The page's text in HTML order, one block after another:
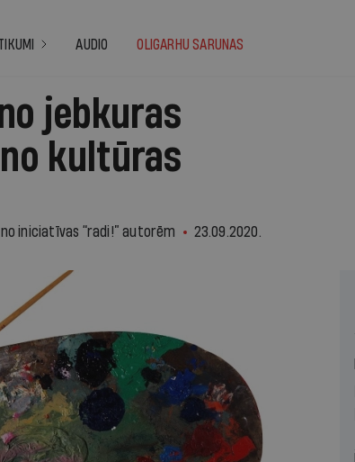
AUDIO OLIGARHU SARUNAS
jebkuras
kultūras
iniciatīvas “radi!” autorēm 23.09.2020.